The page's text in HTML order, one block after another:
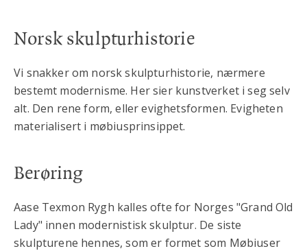
Norsk skulpturhistorie
Vi snakker om norsk skulpturhistorie, nærmere
bestemt modernisme. Her sier kunstverket i seg selv
alt. Den rene form, eller evighetsformen. Evigheten
materialisert i møbiusprinsippet.
Berøring
Aase Texmon Rygh kalles ofte for Norges "Grand Old
Lady" innen modernistisk skulptur. De siste
skulpturene hennes, som er formet som Møbiuser